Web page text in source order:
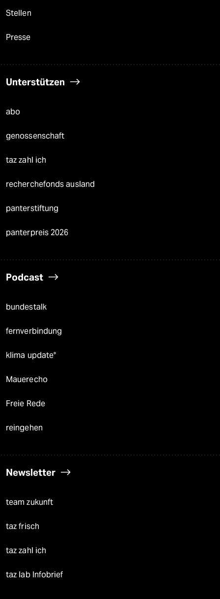
Stellen
Presse
Unterstützen
abo
genossenschaft
taz zahl ich
recherchefonds ausland
panterstiftung
panterpreis 2026
Podcast
bundestalk
fernverbindung
klima update°
Mauerecho
Freie Rede
reingehen
Newsletter
team zukunft
taz frisch
taz zahl ich
taz lab Infobrief